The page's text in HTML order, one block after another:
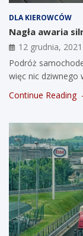
DLA KIEROWCÓW
Nagła awaria
12 grudnia, 2021
Podróż
więc nic dziwnego
Continue Reading